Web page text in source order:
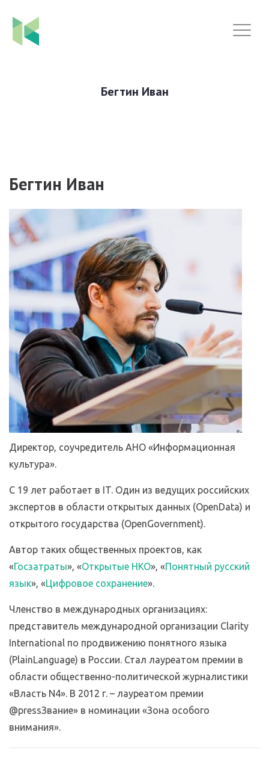
Бегтин Иван
Бегтин Иван
Директор, соучредитель АНО «Информационная
культура».
С 19 лет работает в IT. Один из ведущих российских
экспертов в области открытых данных (OpenData) и
открытого государства (OpenGovernment).
Автор таких общественных проектов, как
«Госзатраты», «Открытые НКО», «Понятный русский
язык», «Цифровое сохранение».
Членство в международных организациях:
представитель международной организации Clarity
International по продвижению понятного языка
(PlainLanguage) в России. Стал лауреатом премии в
области общественно-политической журналистики
«Власть N4». В 2012 г. – лауреатом премии
@pressЗвание» в номинации «Зона особого
внимания».